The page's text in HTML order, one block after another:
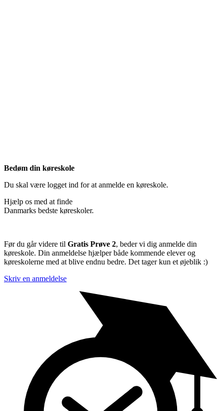
Bedøm din køreskole
Du skal være logget ind for at anmelde en køreskole.
Hjælp os med at finde
Danmarks bedste køreskoler.
Før du går videre til Gratis Prøve 2, beder vi dig anmelde din
køreskole. Din anmeldelse hjælper både kommende elever og
køreskolerne med at blive endnu bedre. Det tager kun et øjeblik :)
Skriv en anmeldelse